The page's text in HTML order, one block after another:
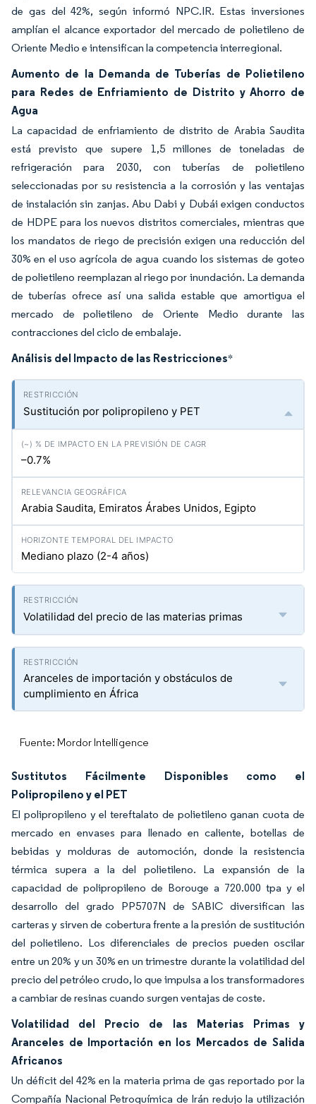
de gas del 42%, según informó NPC.IR. Estas inversiones
amplían el alcance exportador del mercado de polietileno de
Oriente Medio e intensifican la competencia interregional.
Aumento de la Demanda de Tuberías de Polietileno
para Redes de Enfriamiento de Distrito y Ahorro de
Agua
La capacidad de enfriamiento de distrito de Arabia Saudita
está previsto que supere 1,5 millones de toneladas de
refrigeración para 2030, con tuberías de polietileno
seleccionadas por su resistencia a la corrosión y las ventajas
de instalación sin zanjas. Abu Dabi y Dubái exigen conductos
de HDPE para los nuevos distritos comerciales, mientras que
los mandatos de riego de precisión exigen una reducción del
30% en el uso agrícola de agua cuando los sistemas de goteo
de polietileno reemplazan al riego por inundación. La demanda
de tuberías ofrece así una salida estable que amortigua el
mercado de polietileno de Oriente Medio durante las
contracciones del ciclo de embalaje.
Análisis del Impacto de las Restricciones*
Sustitución por polipropileno y PET
–0.7%
Arabia Saudita, Emiratos Árabes Unidos, Egipto
Mediano plazo (2-4 años)
Volatilidad del precio de las materias primas
Aranceles de importación y obstáculos de
cumplimiento en África
Fuente: Mordor Intelligence
Sustitutos Fácilmente Disponibles como el
Polipropileno y el PET
El polipropileno y el tereftalato de polietileno ganan cuota de
mercado en envases para llenado en caliente, botellas de
bebidas y molduras de automoción, donde la resistencia
térmica supera a la del polietileno. La expansión de la
capacidad de polipropileno de Borouge a 720.000 tpa y el
desarrollo del grado PP5707N de SABIC diversifican las
carteras y sirven de cobertura frente a la presión de sustitución
del polietileno. Los diferenciales de precios pueden oscilar
entre un 20% y un 30% en un trimestre durante la volatilidad del
precio del petróleo crudo, lo que impulsa a los transformadores
a cambiar de resinas cuando surgen ventajas de coste.
Volatilidad del Precio de las Materias Primas y
Aranceles de Importación en los Mercados de Salida
Africanos
Un déficit del 42% en la materia prima de gas reportado por la
Compañía Nacional Petroquímica de Irán redujo la utilización